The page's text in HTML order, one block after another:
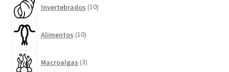
Invertebrados 10productos
Alimentos 10productos
Macroalgas 3productos